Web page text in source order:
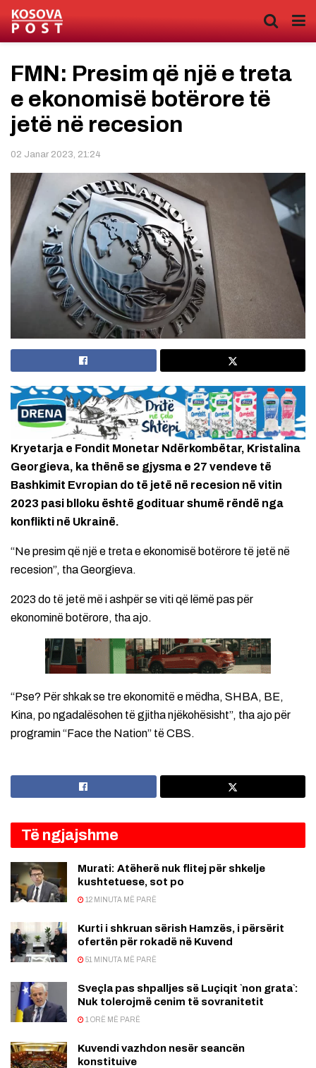
FMN: Presim që një e treta
e ekonomisë botërore të
jetë në recesion
02 Janar 2023, 21:24
Kryetarja e Fondit Monetar Ndërkombëtar, Kristalina
Georgieva, ka thënë se gjysma e 27 vendeve të
Bashkimit Evropian do të jetë në recesion në vitin
2023 pasi blloku është godituar shumë rëndë nga
konflikti në Ukrainë.
“Ne presim që një e treta e ekonomisë botërore të jetë në
recesion”, tha Georgieva.
2023 do të jetë më i ashpër se viti që lëmë pas për
ekonominë botërore, tha ajo.
“Pse? Për shkak se tre ekonomitë e mëdha, SHBA, BE,
Kina, po ngadalësohen të gjitha njëkohësisht”, tha ajo për
programin “Face the Nation” të CBS.
Të ngjajshme
Murati: Atëherë nuk flitej për shkelje
kushtetuese, sot po
12 MINUTA MË PARË
Kurti i shkruan sërish Hamzës, i përsërit
ofertën për rokadë në Kuvend
51 MINUTA MË PARË
Sveçla pas shpalljes së Luçiqit `non grata`:
Nuk tolerojmë cenim të sovranitetit
1 ORË MË PARË
Kuvendi vazhdon nesër seancën
konstituive